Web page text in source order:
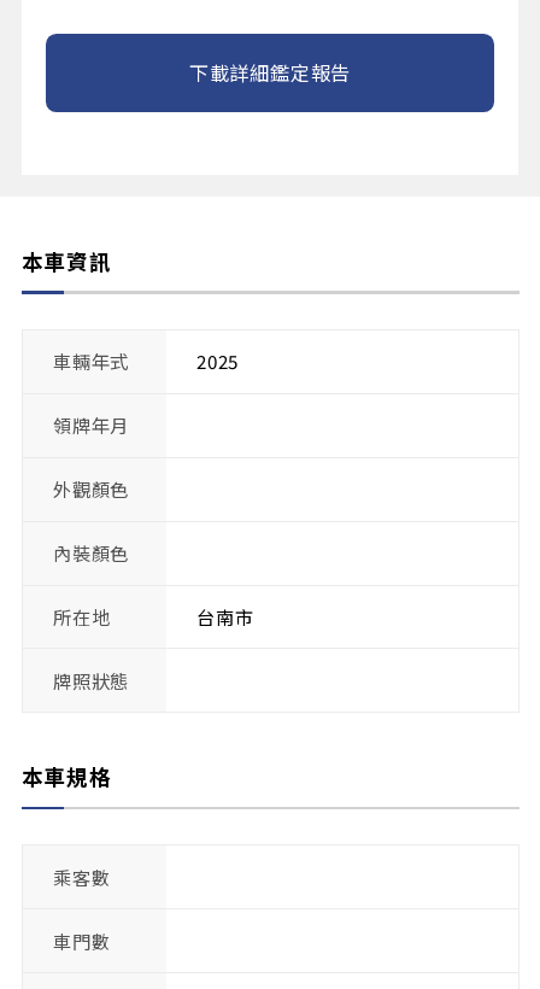
下載詳細鑑定報告
本車資訊
車輛年式 2025
領牌年月
外觀顏色
內裝顏色
所在地 台南市
牌照狀態
本車規格
乘客數
車門數